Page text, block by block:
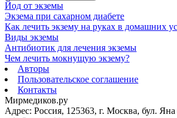
Йод от экземы
Экзема при сахарном диабете
Как лечить экзему на руках в домашних
Виды экземы
Антибиотик для лечения экземы
Чем лечить мокнущую экзему?
Авторы
Пользовательское соглашение
Контакты
Мирмедиков.ру
Адрес: Россия, 125363, г. Москва, бул. Яна